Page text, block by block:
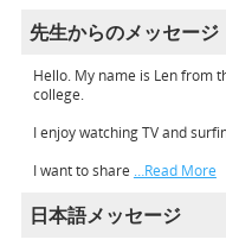
先生からのメッセージ
Hello. My name is Len from
college.
I enjoy watching TV and
I want to share …Read More
日本語メッセージ